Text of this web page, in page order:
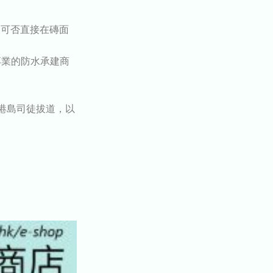
可否直接在磚面
的防水承建商
島司徒拔道 ，以